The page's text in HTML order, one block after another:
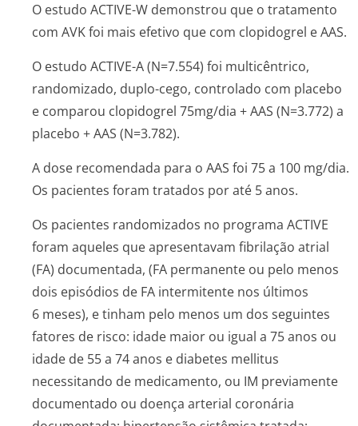
O estudo ACTIVE-W demonstrou que o tratamento
com AVK foi mais efetivo que com clopidogrel e AAS.
O estudo ACTIVE-A (N=7.554) foi multicêntrico,
randomizado, duplo-cego, controlado com placebo
e comparou clopidogrel 75mg/dia + AAS (N=3.772) a
placebo + AAS (N=3.782).
A dose recomendada para o AAS foi 75 a 100 mg/dia.
Os pacientes foram tratados por até 5 anos.
Os pacientes randomizados no programa ACTIVE
foram aqueles que apresentavam fibrilação atrial
(FA) documentada, (FA permanente ou pelo menos
dois episódios de FA intermitente nos últimos
6 meses), e tinham pelo menos um dos seguintes
fatores de risco: idade maior ou igual a 75 anos ou
idade de 55 a 74 anos e diabetes mellitus
necessitando de medicamento, ou IM previamente
documentado ou doença arterial coronária